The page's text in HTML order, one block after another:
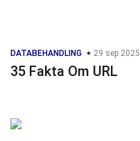
DATABEHANDLING 29 sep 2025
35 Fakta Om URL